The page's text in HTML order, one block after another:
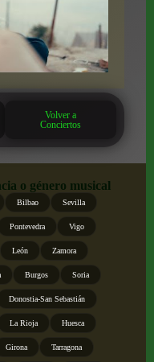
Volver a
Conciertos
o género musical
Bilbao Sevilla
Pontevedra Vigo
León Zamora
Burgos Soria
Donostia-San Sebastián
La Rioja Huesca
Girona Tarragona